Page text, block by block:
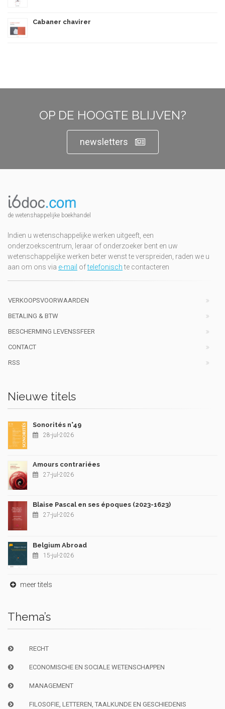
Cabaner chavirer
OP DE HOOGTE BLIJVEN?
newsletters
de wetenshappelijke boekhandel
Indien u wetenschappelijke werken uitgeeft, een
onderzoekscentrum, leraar of onderzoeker bent en uw
wetenschappelijke werken beter wenst te verspreiden, raden we u
aan om ons via e-mail oftelefonischte contacteren
VERKOOPSVOORWAARDEN
BETALING & BTW
BESCHERMING LEVENSSFEER
CONTACT
RSS
Nieuwe titels
Sonorités n°49
28-jul-2026
Amours contrariées
27-jul-2026
Blaise Pascal en ses époques (2023-1623)
27-jul-2026
Belgium Abroad
15-jul-2026
meer titels
Thema’s
RECHT
ECONOMISCHE EN SOCIALE WETENSCHAPPEN
MANAGEMENT
FILOSOFIE, LETTEREN, TAALKUNDE EN GESCHIEDENIS